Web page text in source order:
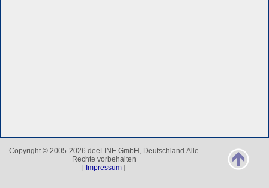
Copyright © 2005-2026 deeLINE GmbH, Deutschland.Alle
Rechte vorbehalten
[ Impressum ]